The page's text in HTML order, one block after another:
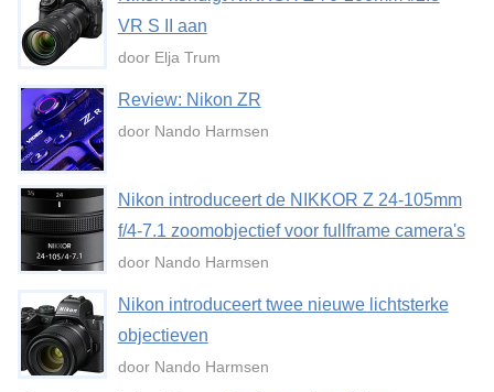
VR S II aan
door Elja Trum
Review: Nikon ZR
door Nando Harmsen
Nikon introduceert de NIKKOR Z 24-105mm
f/4-7.1 zoomobjectief voor fullframe camera's
door Nando Harmsen
Nikon introduceert twee nieuwe lichtsterke
objectieven
door Nando Harmsen